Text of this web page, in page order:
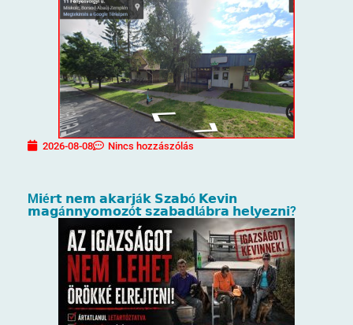
2026-08-08 Nincs hozzászólás
M𝗶é𝗿𝘁 𝗻𝗲𝗺 𝗮𝗸𝗮𝗿𝗷á𝗸 𝗦𝘇𝗮𝗯ó 𝗞𝗲𝘃𝗶𝗻
𝗺𝗮𝗴á𝗻𝗻𝘆𝗼𝗺𝗼𝘇ó𝘁 𝘀𝘇𝗮𝗯𝗮𝗱𝗹á𝗯𝗿𝗮 𝗵𝗲𝗹𝘆𝗲𝘇𝗻𝗶?